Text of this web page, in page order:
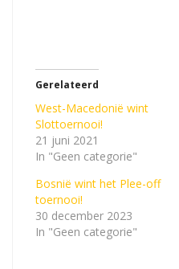
Gerelateerd
West-Macedonië wint
Slottoernooi!
21 juni 2021
In "Geen categorie"
Bosnië wint het Plee-off
toernooi!
30 december 2023
In "Geen categorie"